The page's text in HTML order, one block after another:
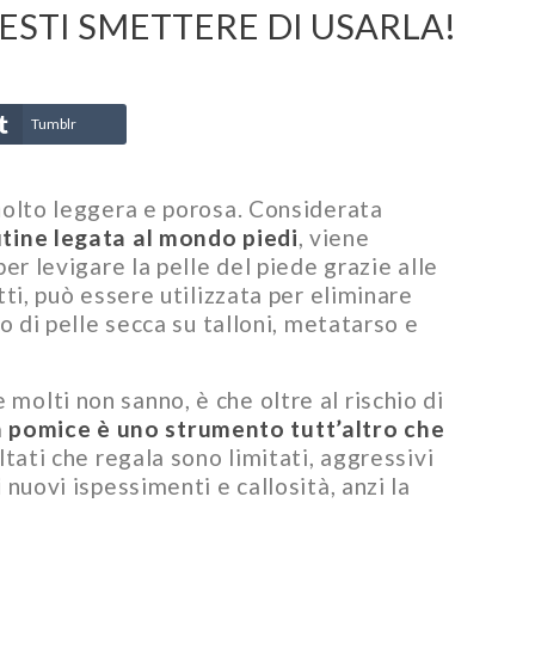
Un 2025 di novità in
casa Mavex!
Un altro anno magnifico si è concluso
e quale momento migliore di Natale
Leggi di più
Idee
- Natale
tuo Natale? La
Leggi di più
SMETTERE DI USARLA!
Tumblr
leggera e porosa. Considerata
legata al mondo piedi, viene
levigare la pelle del piede grazie alle
può essere utilizzata per eliminare
di pelle secca su talloni, metatarso e
non sanno, è che oltre al rischio di
pomice è uno strumento tutt’altro che
che regala sono limitati, aggressivi
ispessimenti e callosità, anzi la